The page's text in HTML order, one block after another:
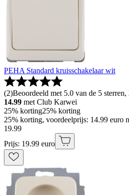
PEHA Standard kruisschakelaar wit
(2)Beoordeeld met 5.0 van de 5
14.99 met Club Karwei
25% korting25% korting
25% korting, voordeelprijs: 14.99 euro
19.99
Prijs: 19.99 euro